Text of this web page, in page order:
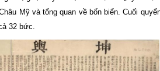
Mỹ và tổng quan về bốn biển. Cuối
32 bức.